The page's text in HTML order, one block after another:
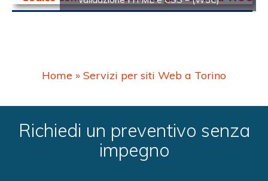
Home » Servizi per siti Web a Torino
Richiedi un preventivo senza
impegno